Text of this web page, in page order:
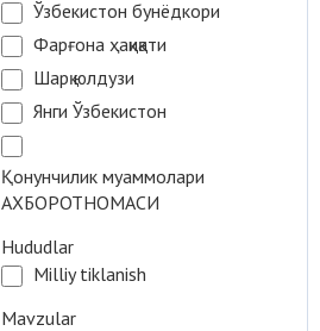
Ўзбекистон бунёдкори
Фарғона ҳақиқати
Шарқ юлдузи
Янги Ўзбекистон
Қонунчилик муаммолари
АХБОРОТНОМАСИ
Hududlar
Milliy tiklanish
Mavzular